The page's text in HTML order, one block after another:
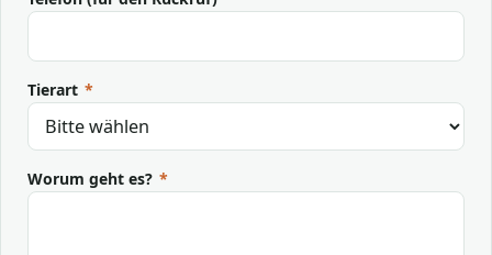
Tierart *
Worum geht es? *